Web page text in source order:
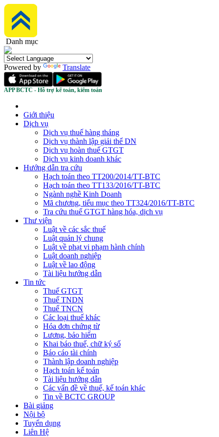
Danh mục
Powered by Translate
APP BCTC - Hỗ trợ kế toán, kiểm toán
Giới thiệu
Dịch vụ
Dịch vụ thuế hàng tháng
Dịch vụ thành lập giải thể DN
Dịch vụ hoàn thuế GTGT
Dịch vụ kinh doanh khác
Hướng dẫn tra cứu
Hạch toán theo TT200/2014/TT-BTC
Hạch toán theo TT133/2016/TT-BTC
Ngành nghề Kinh Doanh
Mã chương, tiểu mục theo TT324/2016/TT-BTC
Tra cứu thuế GTGT hàng hóa, dịch vụ
Thư viện
Luật về các sắc thuế
Luật quản lý chung
Luật về phạt vi phạm hành chính
Luật doanh nghiệp
Luật về lao động
Tài liệu hướng dẫn
Tin tức
Thuế GTGT
Thuế TNDN
Thuế TNCN
Các loại thuế khác
Hóa đơn chứng từ
Lương, bảo hiểm
Khai báo thuế, chữ ký số
Báo cáo tài chính
Thành lập doanh nghiệp
Hạch toán kế toán
Tài liệu hướng dẫn
Các vấn đề về thuế, kế toán khác
Tin về BCTC GROUP
Bài giảng
Nội bộ
Tuyển dụng
Liên Hệ